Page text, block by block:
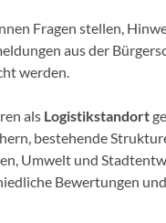
Fragen stellen,
aus der
werden.
als Logistikstandort
bestehende
Umwelt und
Bewertungen